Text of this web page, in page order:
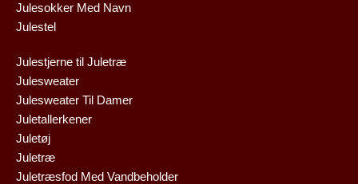
Julesokker Med Navn
Julestel
Julestjerne til Juletræ
Julesweater
Julesweater Til Damer
Juletallerkener
Juletøj
Juletræ
Juletræsfod Med Vandbeholder